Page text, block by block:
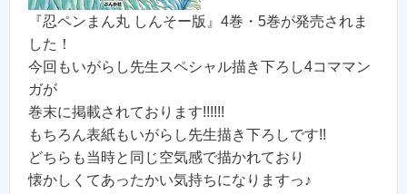
『忍ペンまん丸 しんそー版』4巻・5巻が発売されま
した！
今回もいがらし先生スペシャル描き下ろし4コママン
ガが
巻末に掲載されております!!!!!!
もちろん表紙もいがらし先生描き下ろしです!!
どちらも当時と同じ空気感で描かれており
懐かしくてあったかい気持ちになりますっ♪